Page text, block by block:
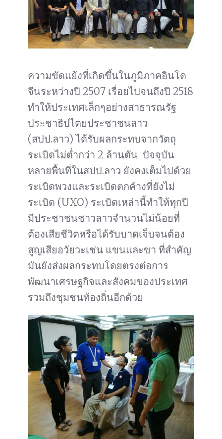
ความขัดแย้งที่เกิดขึ้นในภูมิภาคอินโด
จีนระหว่างปี 2507 เรื่อยไปจนถึงปี 2518
ทำให้ประเทศเล็กๆอย่างสาธารณรัฐ
ประชาธิปไตยประชาชนลาว
(สปป.ลาว) ได้รับผลกระทบจากวัตถุ
ระเบิดไม่ต่ำกว่า 2 ล้านตัน ปัจจุบัน
หลายพื้นที่ในสปป.ลาว ยังคงเต็มไปด้วย
ระเบิดพวงและระเบิดตกค้างที่ยังไม่
ระเบิด (UXO) ระเบิดเหล่านี้ทำให้ทุกปี
มีประชาชนชาวลาวจำนวนไม่น้อยที่
ต้องเสียชีวิตหรือได้รับบาดเจ็บจนต้อง
สูญเสียอวัยวะเช่น แขนและขา ที่สำคัญ
มันยังส่งผลกระทบโดยตรงต่อการ
พัฒนาเศรษฐกิจและสังคมของประเทศ
รวมถึงชุมชนท้องถิ่นอีกด้วย